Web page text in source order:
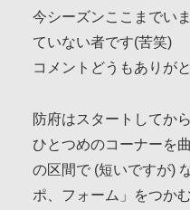
今シーズンここまでい
ていない者です(苦笑)
コメントどうもありが
防府はスタートしてか
ひとつめのコーナーを
の区間で (短いですが)
ポ、フォーム」をつか